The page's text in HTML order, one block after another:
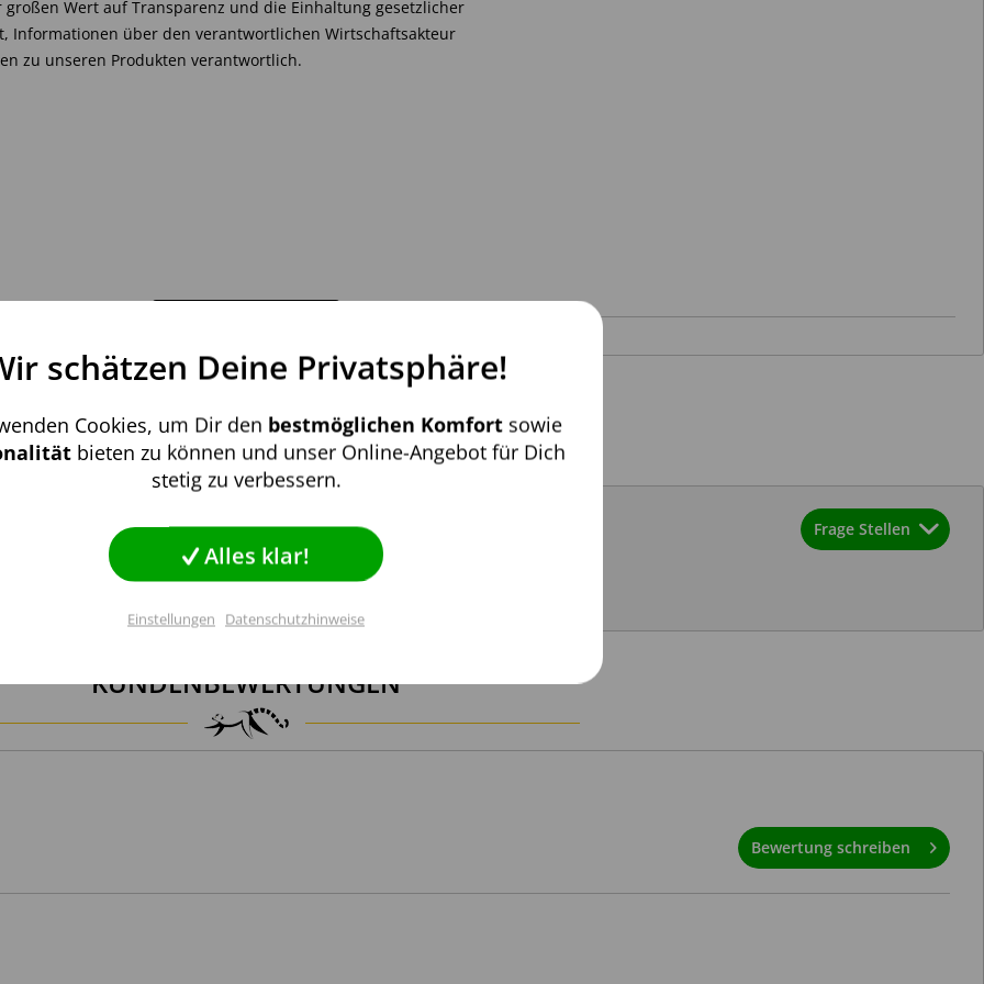
Wert auf Transparenz und die Einhaltung gesetzlicher
Informationen über den verantwortlichen Wirtschaftsakteur
zu unseren Produkten verantwortlich.
vorgesehen. Eine Nutzung im Außenbereich oder im
Verwendung gilt als nicht vorhersehbar.
auf vollständige und ordnungsgemäße Montage zu
Befestigungsmaterialien.
verwenden.
KUNDENFRAGEN UND -ANTWORTEN
Frage Stellen
KUNDENBEWERTUNGEN
Bewertung schreiben
Aktiv
Inaktiv
schätzen Deine Privatsphäre!
Cookies, um Dir den bestmöglichen Komfort sowie
bieten zu können und unser Online-Angebot für Dich
stetig zu verbessern.
Alles klar!
Einstellungen Datenschutzhinweise